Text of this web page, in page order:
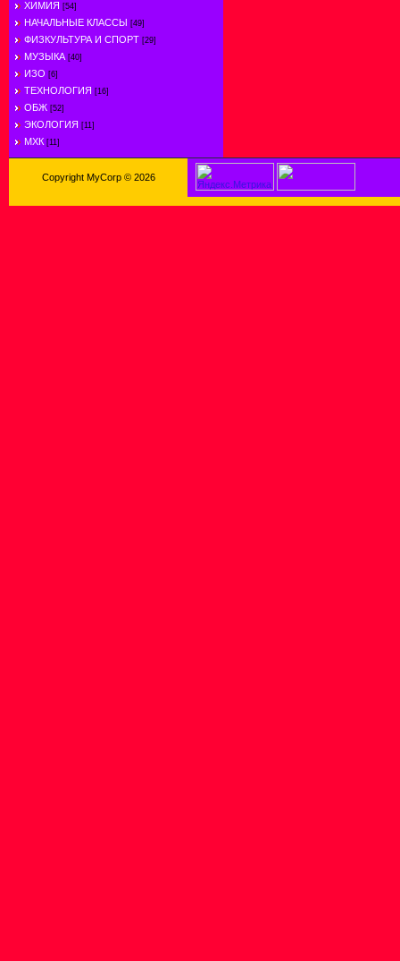
ХИМИЯ [54]
НАЧАЛЬНЫЕ КЛАССЫ [49]
ФИЗКУЛЬТУРА И СПОРТ [29]
МУЗЫКА [40]
ИЗО [6]
ТЕХНОЛОГИЯ [16]
ОБЖ [52]
ЭКОЛОГИЯ [11]
МХК [11]
Copyright MyCorp © 2026